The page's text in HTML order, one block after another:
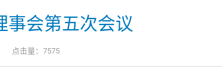
事会第五次会议
点击量：7575